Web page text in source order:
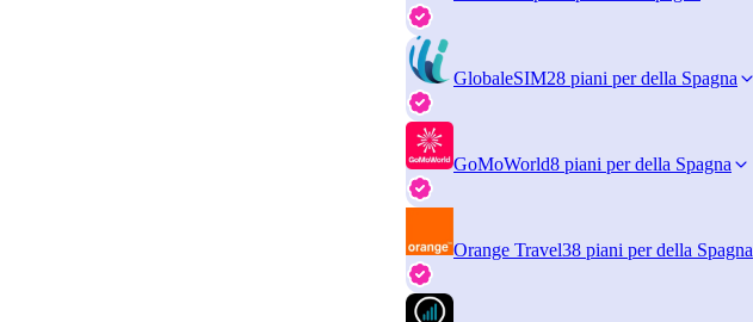
GlobaleSIM28 piani per della Spagna
GoMoWorld8 piani per della Spagna
Orange Travel38 piani per della Spagna